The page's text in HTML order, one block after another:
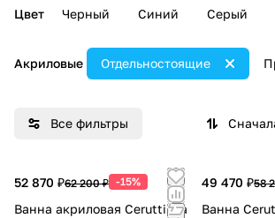
Цвет Черный Синий Серый
Акриловые Отдельностоящие
Все фильтры
52 870 ₽62 200 ₽ -15%
Ванна акриловая Ceruttispa
49 470 ₽58
Ванна